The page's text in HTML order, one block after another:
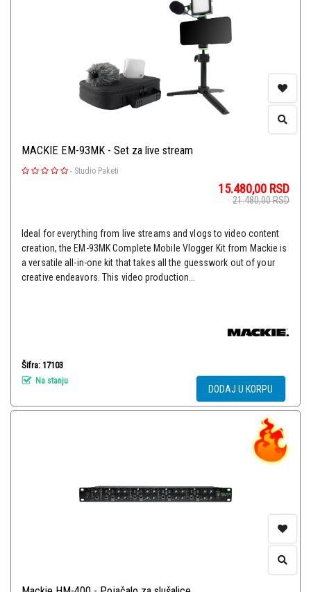
MACKIE EM-93MK - Set za live stream
- Studio Paketi
15.480,00 RSD
21.480,00RSD
Ideal for everything from live streams and vlogs to video content
creation, the EM-93MK Complete Mobile Vlogger Kit from Mackie is
a versatile all-in-one kit that takes all the guesswork out of your
creative endeavors. This video production...
Šifra: 17103
Na stanju
DODAJ U KORPU